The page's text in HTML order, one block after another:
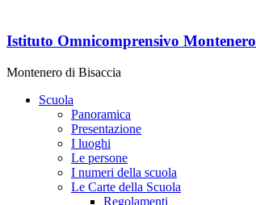
Istituto Omnicomprensivo Montenero
Montenero di Bisaccia
Scuola
Panoramica
Presentazione
I luoghi
Le persone
I numeri della scuola
Le Carte della Scuola
Regolamenti